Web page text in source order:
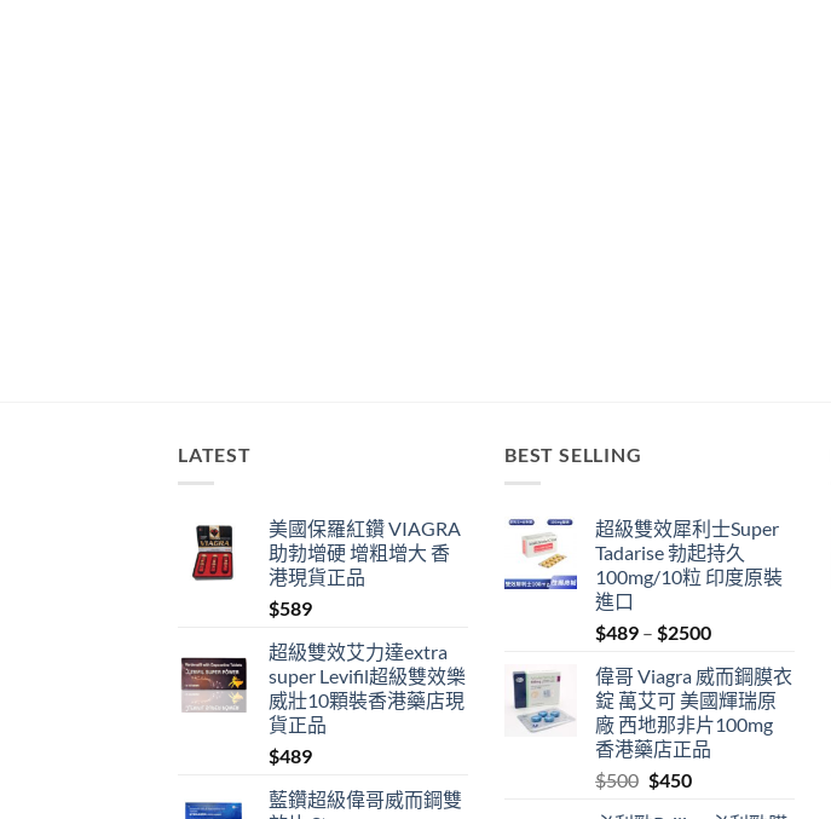
LATEST
美國保羅紅鑽 VIAGRA
助勃增硬 增粗增大 香
港現貨正品
$589
超級雙效艾力達extra
super Levifil超級雙效樂
威壯10顆裝香港藥店現
貨正品
$489
藍鑽超級偉哥威而鋼雙
BEST SELLING
超級雙效犀利士Super
Tadarise 勃起持久
100mg/10粒 印度原裝
進口
$489 – $2500Price
$489
through
$2500
偉哥 Viagra 威而鋼膜衣
錠 萬艾可 美國輝瑞原
廠 西地那非片100mg
香港藥店正品
$500 Original
$450Current